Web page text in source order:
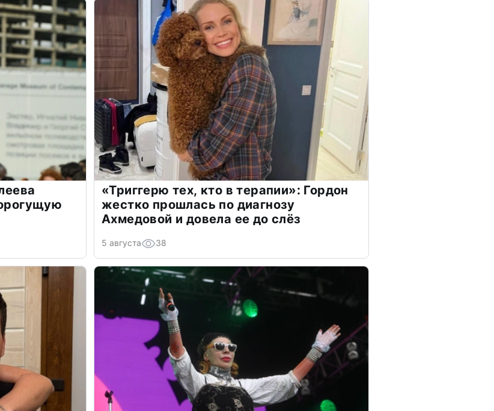
«Триггерю тех, кто в терапии»: Гордон
жестко прошлась по диагнозу
Ахмедовой и довела ее до слёз
5 августа 38